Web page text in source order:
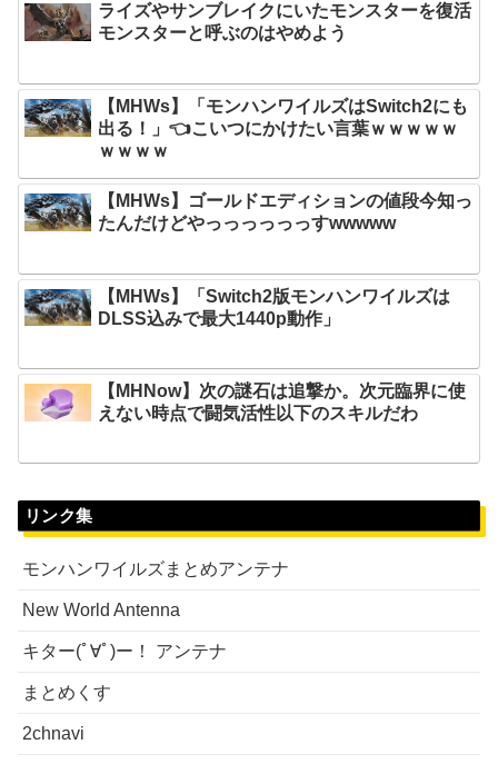
ライズやサンブレイクにいたモンスターを復活
モンスターと呼ぶのはやめよう
【MHWs】「モンハンワイルズはSwitch2にも
出る！」👈こいつにかけたい言葉ｗｗｗｗｗ
ｗｗｗｗ
【MHWs】ゴールドエディションの値段今知っ
たんだけどやっっっっっっすwwwww
【MHWs】「Switch2版モンハンワイルズは
DLSS込みで最大1440p動作」
【MHNow】次の謎石は追撃か。次元臨界に使
えない時点で闘気活性以下のスキルだわ
リンク集
モンハンワイルズまとめアンテナ
New World Antenna
キター(ﾟ∀ﾟ)ー！ アンテナ
まとめくす
2chnavi